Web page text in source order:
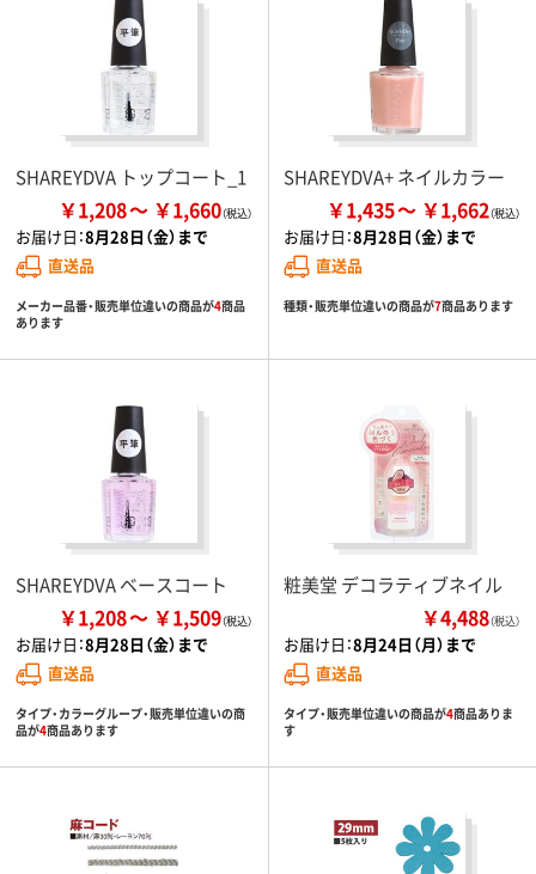
SHAREYDVA トップコート_1
￥1,208 ￥1,660
お届け日：8月28日（金）まで
直送品
メーカー品番・販売単位違いの商品が4商品
あります
SHAREYDVA+ ネイルカラー
￥1,435 ￥1,662
お届け日：8月28日（金）まで
直送品
種類・販売単位違いの商品が7商品あります
SHAREYDVA ベースコート
￥1,208 ￥1,509
お届け日：8月28日（金）まで
直送品
タイプ・カラーグループ・販売単位違いの商
品が4商品あります
粧美堂 デコラティブネイル
￥4,488（税込）
お届け日：8月24日（月）まで
直送品
タイプ・販売単位違いの商品が4商品ありま
す